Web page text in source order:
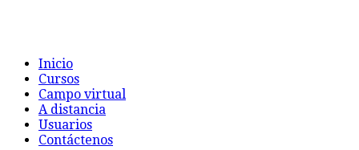
Inicio
Cursos
Campo virtual
A distancia
Usuarios
Contáctenos